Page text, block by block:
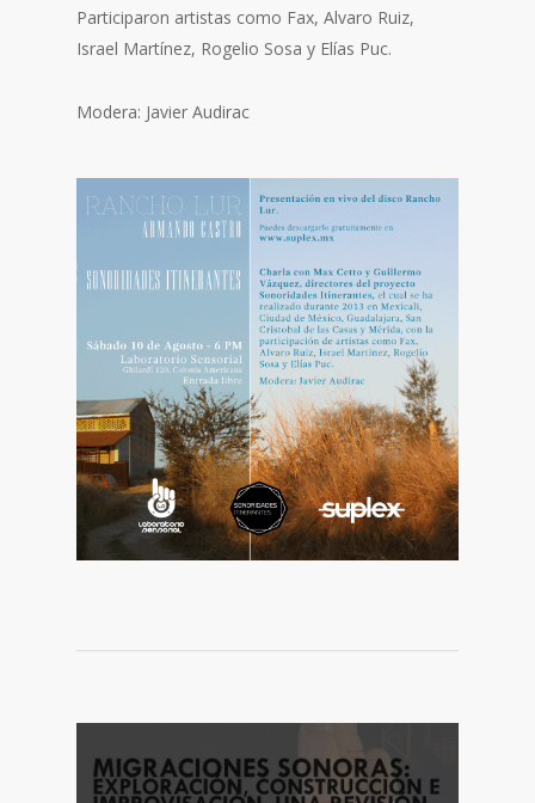
Participaron artistas como Fax, Alvaro Ruiz,
Israel Martínez, Rogelio Sosa y Elías Puc.
Modera: Javier Audirac